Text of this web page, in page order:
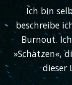
Ich bin
beschreibe
Burnout.
»Schätzen«,
dieser